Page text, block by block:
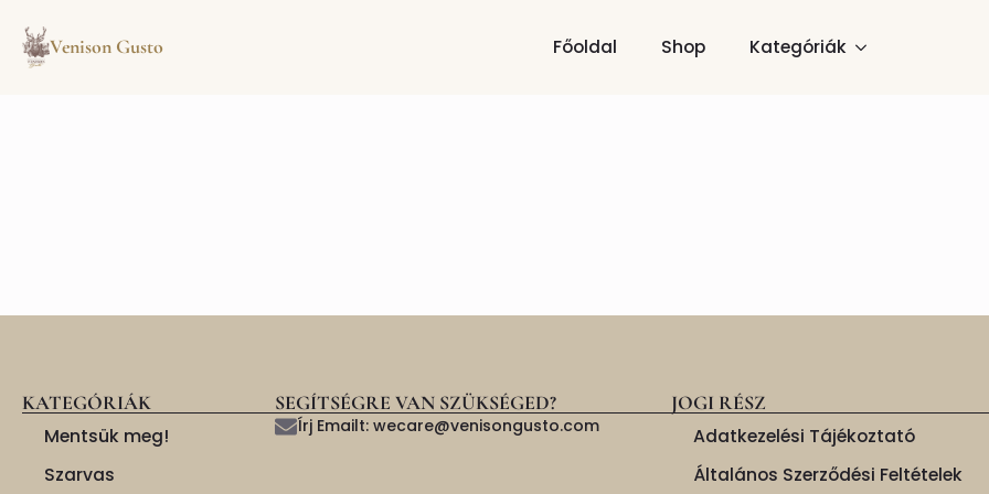
Venison Gusto Főoldal Shop Kategóriák
KATEGÓRIÁK
Mentsük meg!
Szarvas
SEGÍTSÉGRE VAN SZÜKSÉGED?
Írj Emailt: wecare@venisongusto.com
JOGI RÉSZ
Adatkezelési Tájékoztató
Általános Szerződési Feltételek